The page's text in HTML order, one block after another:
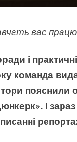
вас
і
команда
пояснили
І